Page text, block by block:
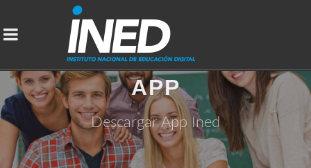
APP
Descargar App Ined